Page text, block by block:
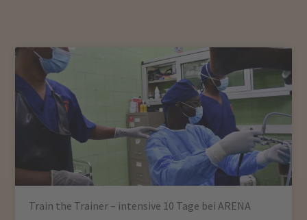
Train the Trainer – intensive 10 Tage bei ARENA